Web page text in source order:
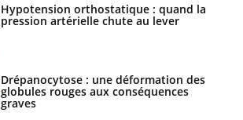
Hypotension orthostatique : quand la
pression artérielle chute au lever
Drépanocytose : une déformation des
globules rouges aux conséquences
graves